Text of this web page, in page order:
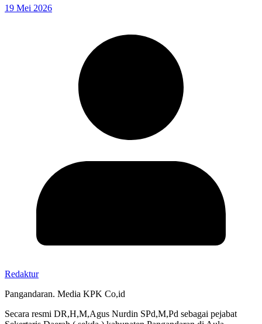
19 Mei 2026
Redaktur
Pangandaran. Media KPK Co,id
Secara resmi DR,H,M,Agus Nurdin SPd,M,Pd sebagai pejabat